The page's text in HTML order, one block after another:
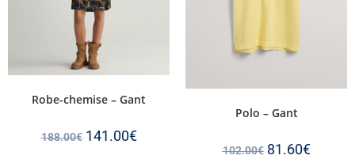
Robe-chemise – Gant
188.00€ 141.00€
Polo – Gant
102.00€ 81.60€